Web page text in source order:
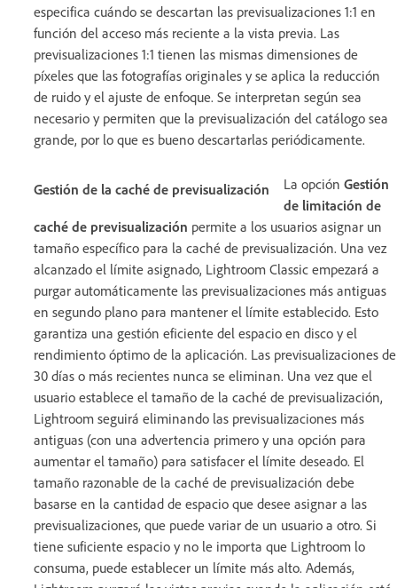
especifica cuándo se descartan las previsualizaciones 1:1 en
función del acceso más reciente a la vista previa. Las
previsualizaciones 1:1 tienen las mismas dimensiones de
píxeles que las fotografías originales y se aplica la reducción
de ruido y el ajuste de enfoque. Se interpretan según sea
necesario y permiten que la previsualización del catálogo sea
grande, por lo que es bueno descartarlas periódicamente.
Gestión de la caché de previsualización La opción Gestión
de limitación de
caché de previsualización permite a los usuarios asignar un
tamaño específico para la caché de previsualización. Una vez
alcanzado el límite asignado, Lightroom Classic empezará a
purgar automáticamente las previsualizaciones más antiguas
en segundo plano para mantener el límite establecido. Esto
garantiza una gestión eficiente del espacio en disco y el
rendimiento óptimo de la aplicación. Las previsualizaciones de
30 días o más recientes nunca se eliminan. Una vez que el
usuario establece el tamaño de la caché de previsualización,
Lightroom seguirá eliminando las previsualizaciones más
antiguas (con una advertencia primero y una opción para
aumentar el tamaño) para satisfacer el límite deseado. El
tamaño razonable de la caché de previsualización debe
basarse en la cantidad de espacio que desee asignar a las
previsualizaciones, que puede variar de un usuario a otro. Si
tiene suficiente espacio y no le importa que Lightroom lo
consuma, puede establecer un límite más alto. Además,